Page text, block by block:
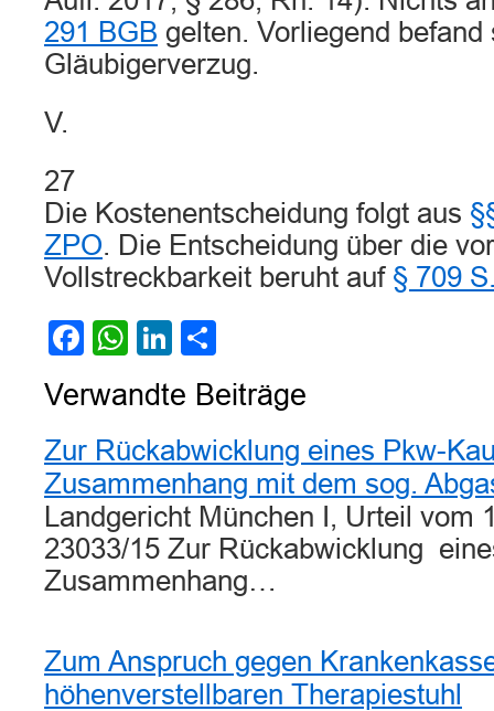
291 BGB gelten. Vorliegend
Gläubigerverzug.
V.
27
Die Kostenentscheidung folgt aus
ZPO. Die Entscheidung über die
Vollstreckbarkeit beruht auf § 709
Facebook
WhatsApp
LinkedIn
Verwandte Beiträge
Zur Rückabwicklung eines Pkw-
Zusammenhang mit dem sog.
Landgericht München I, Urteil vom
23033/15 Zur Rückabwicklung
Zusammenhang…
Zum Anspruch gegen
höhenverstellbaren Therapiestuhl